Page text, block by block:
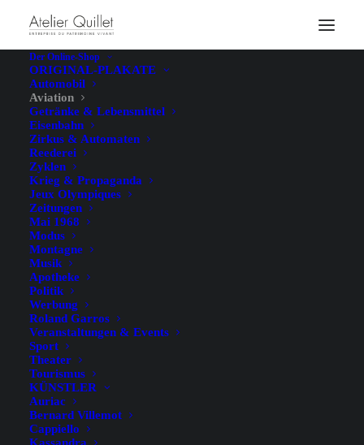
Der Online-Shop
ORIGINAL-PLAKATE
Automobil
Aviation
Getränke & Lebensmittel
Eisenbahn
Zirkus & Automaten
Reederei
Zyklen
Krieg & Propaganda
Jeux Olympiques
Zeitungen
Mai 1968
Modus
Montagne
Musik
Apotheke
Politik
Werbung
Roland Garros
Veranstaltungen & Events
Sport
Theater
Tourismus
KÜNSTLER
Auriac
Bernard Villemot
Cappiello